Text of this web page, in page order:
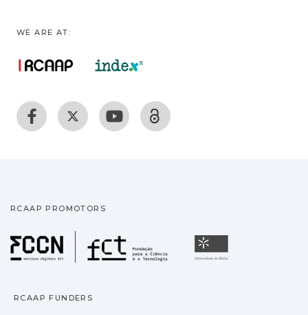
WE ARE AT:
RCAAP PROMOTORS
Fundação para a
RCAAP FUNDERS